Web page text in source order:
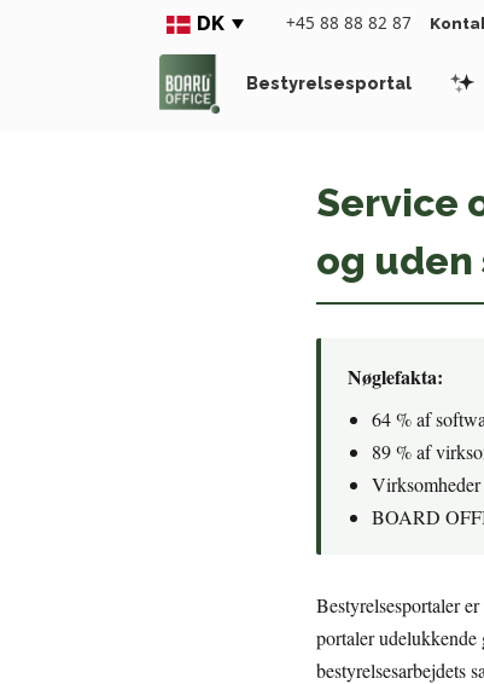
DK +45 88 88 82 87
Bestyrelsesportal
Service
og
Nøglefakta:
64 % af
89 % af
Virksomheder
BOARD
Bestyrelsesportaler
portaler
bestyrelsesarbejdets